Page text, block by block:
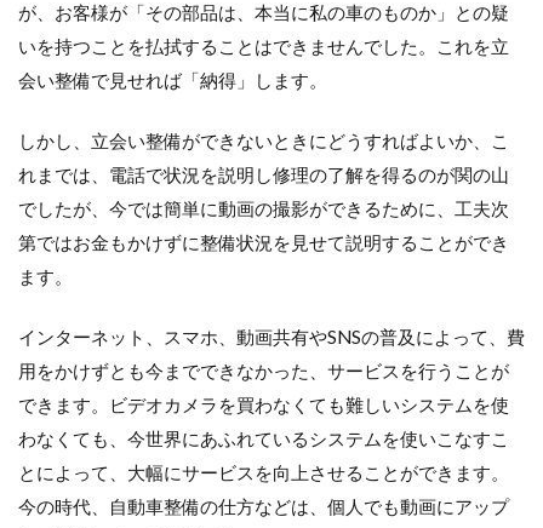
が、お客様が「その部品は、本当に私の車のものか」との疑
いを持つことを払拭することはできませんでした。これを立
会い整備で見せれば「納得」します。
しかし、立会い整備ができないときにどうすればよいか、こ
れまでは、電話で状況を説明し修理の了解を得るのが関の山
でしたが、今では簡単に動画の撮影ができるために、工夫次
第ではお金もかけずに整備状況を見せて説明することができ
ます。
インターネット、スマホ、動画共有やSNSの普及によって、費
用をかけずとも今までできなかった、サービスを行うことが
できます。ビデオカメラを買わなくても難しいシステムを使
わなくても、今世界にあふれているシステムを使いこなすこ
とによって、大幅にサービスを向上させることができます。
今の時代、自動車整備の仕方などは、個人でも動画にアップ